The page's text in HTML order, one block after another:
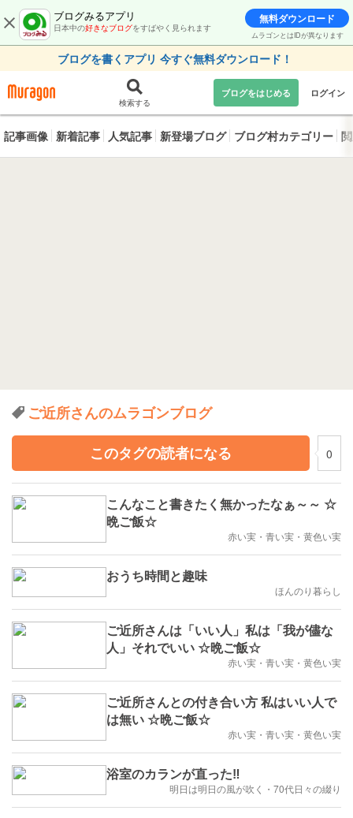
ブログみるアプリ
日本中の好きなブログをすばやく見られます
無料ダウンロード
ムラゴンとはIDが異なります
ブログを書くアプリ 今すぐ無料ダウンロード！
検索する
ブログをはじめる ログイン
記事画像 新着記事 人気記事 新登場ブログ ブログ村カテゴリー
ご近所さんのムラゴンブログ
このタグの読者になる
0
こんなこと書きたく無かったなぁ～～ ☆
晩ご飯☆
赤い実・青い実・黄色い実
おうち時間と趣味
ほんのり暮らし
ご近所さんは「いい人」私は「我が儘な
人」それでいい ☆晩ご飯☆
赤い実・青い実・黄色い実
ご近所さんとの付き合い方 私はいい人で
は無い ☆晩ご飯☆
赤い実・青い実・黄色い実
浴室のカランが直った‼️
明日は明日の風が吹く・70代日々の綴り